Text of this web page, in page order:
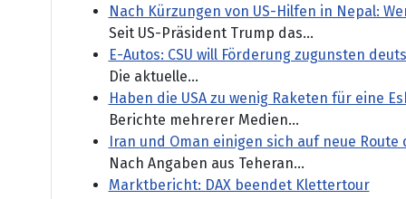
Nach Kürzungen von US-Hilfen in Nepal:
Seit US-Präsident Trump das...
E-Autos: CSU will Förderung zugunsten
Die aktuelle...
Haben die USA zu wenig Raketen für eine
Berichte mehrerer Medien...
Iran und Oman einigen sich auf neue
Nach Angaben aus Teheran...
Marktbericht: DAX beendet Klettertour